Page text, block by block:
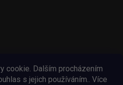
cookie. Dalším procházením
s jejich používáním.. Více